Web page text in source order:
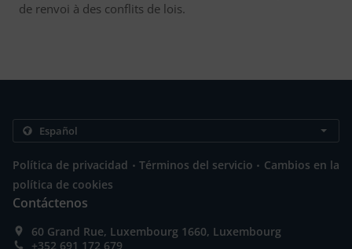
de renvoi à des conflits de lois.
Política de privacidad . Términos del servicio . Cambios en la
política de cookies
Contáctenos
60 Grand Rue, Luxembourg 1660, Luxembourg
+352 691 172 679